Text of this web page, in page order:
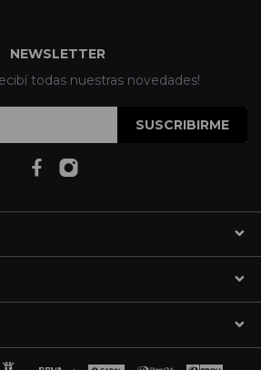
NEWSLETTER
todas nuestras novedades!
SUSCRIBIRME